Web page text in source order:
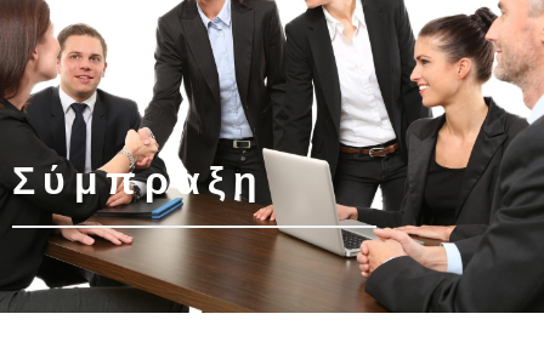
Σύμπραξη